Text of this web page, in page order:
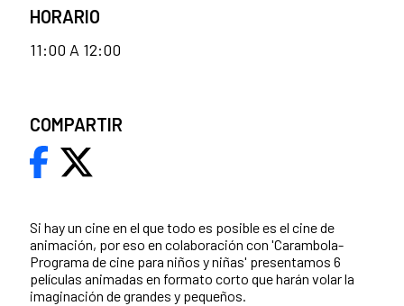
Si hay un cine en el que todo es posible es el cine de
animación, por eso en colaboración con 'Carambola-
Programa de cine para niños y niñas' presentamos 6
películas animadas en formato corto que harán volar la
imaginación de grandes y pequeños.
HORARIO
11:00 A 12:00
COMPARTIR